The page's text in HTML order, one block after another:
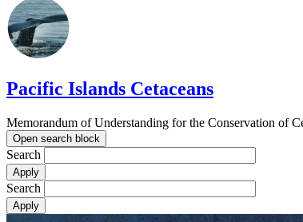
Pacific Islands Cetaceans
Memorandum of Understanding for the Conservation of
Open search block
Search
Search